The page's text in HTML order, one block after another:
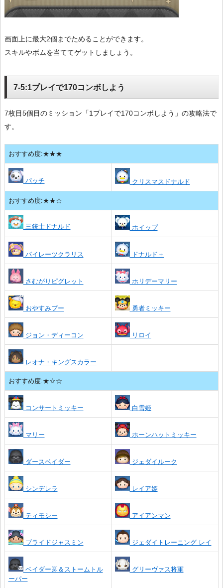
画面上に最大2個までためることができます。
スキルやボムを当ててゲットしましょう。
7-5:1プレイで170コンボしよう
7枚目5個目のミッション「1プレイで170コンボしよう」の攻略法で
す。
おすすめ度:★★★
パッチ クリスマスドナルド
おすすめ度:★★☆
三銃士ドナルド ホイップ
パイレーツクラリス ドナルド＋
さむがりピグレット ホリデーマリー
おやすみプー 勇者ミッキー
ジョン・ディーコン リロイ
レオナ・キングスカラー
おすすめ度:★☆☆
コンサートミッキー 白雪姫
マリー ホーンハットミッキー
ダースベイダー ジェダイルーク
シンデレラ レイア姫
ティモシー アイアンマン
ブライドジャスミン ジェダイトレーニング レイ
ベイダー卿＆ストームトル
ーパー
グリーヴァス将軍